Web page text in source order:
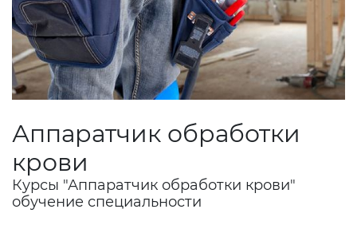
Аппаратчик обработки
крови
Курсы "Аппаратчик обработки крови"
обучение специальности